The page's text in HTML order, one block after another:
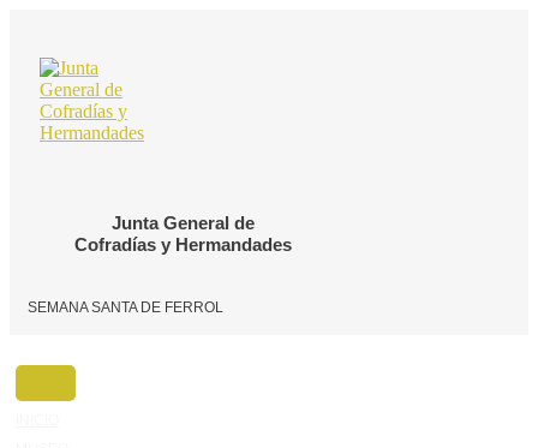
contido
Junta General de
Cofradías y Hermandades
SEMANA SANTA DE FERROL